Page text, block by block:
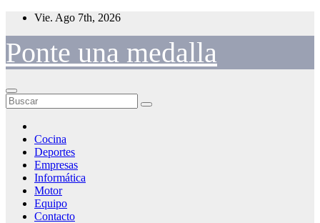
Saltar
contenido
Vie. Ago 7th, 2026
Ponte una medalla
Cocina
Deportes
Empresas
Informática
Motor
Equipo
Contacto